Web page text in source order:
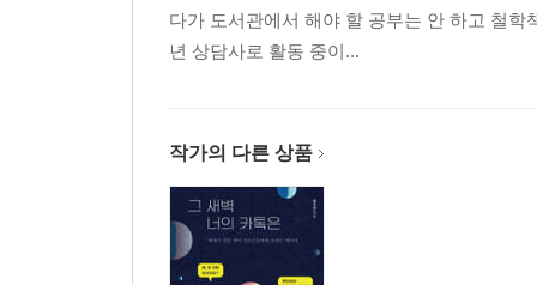
다가 도서관에서 해야 할 공부는 안 하고 철
년 상담사로 활동 중이...
작가의 다른 상품